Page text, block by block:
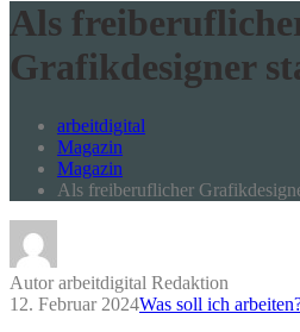
Als
Grafikdesigner
arbeitdigital
Magazin
Magazin
Als freiberuflicher
Autor arbeitdigital Redaktion
12. Februar 2024Was soll ich